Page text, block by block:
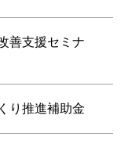
善支援セミナ
り推進補助金